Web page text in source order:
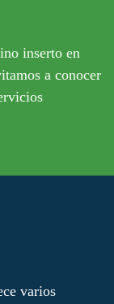
inserto en
a conocer
varios